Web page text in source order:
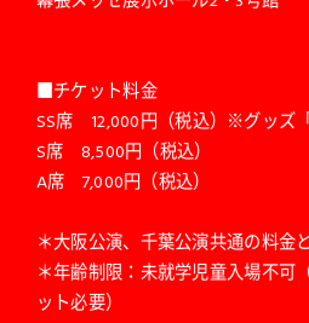
■チケット料金
SS席 12,000円（税込）※グッズ
S席 8,500円（税込）
A席 7,000円（税込）
＊大阪公演、千葉公演共通の料金
＊年齢制限：未就学児童入場不可
ット必要）